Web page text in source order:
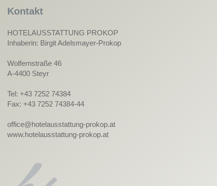
Kontakt
HOTELAUSSTATTUNG PROKOP
Inhaberin: Birgit Adelsmayer-Prokop
Wolfernstraße 46
A-4400 Steyr
Tel: +43 7252 74384
Fax: +43 7252 74384-44
office@hotelausstattung-prokop.at
www.hotelausstattung-prokop.at